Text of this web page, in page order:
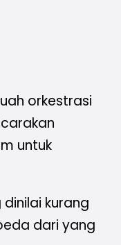
orkestrasi
untuk
kurang
dari yang